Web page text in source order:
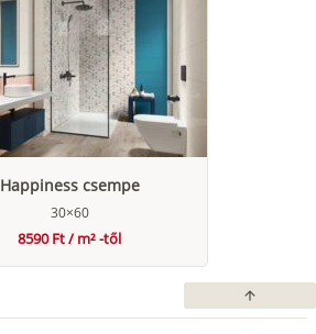
Happiness csempe
30×60
8590 Ft / m² -től
arrow_upward